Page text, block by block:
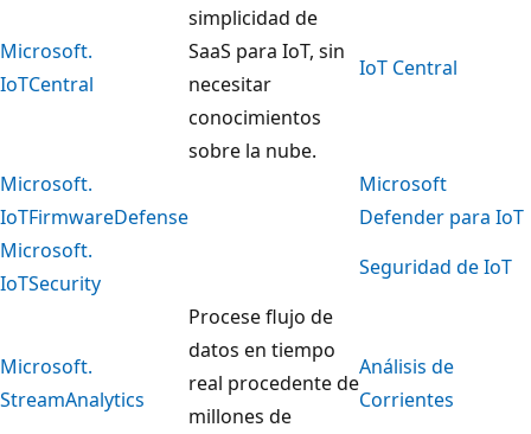
Microsoft.
IoTCentral
simplicidad de
SaaS para IoT, sin
necesitar
conocimientos
sobre la nube.
IoT Central
Microsoft.
IoTFirmwareDefense
Microsoft
Defender para IoT
Microsoft.
IoTSecurity
Seguridad de IoT
Microsoft.
StreamAnalytics
Procese flujo de
datos en tiempo
real procedente de
millones de
Análisis de
Corrientes